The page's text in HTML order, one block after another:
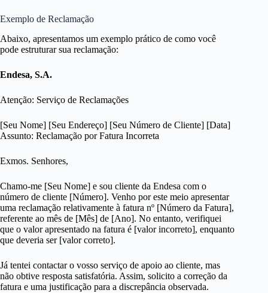
Exemplo de Reclamação
Abaixo, apresentamos um exemplo prático de como você
pode estruturar sua reclamação:
Endesa, S.A.
Atenção: Serviço de Reclamações
[Seu Nome] [Seu Endereço] [Seu Número de Cliente] [Data]
Assunto: Reclamação por Fatura Incorreta
Exmos. Senhores,
Chamo-me [Seu Nome] e sou cliente da Endesa com o
número de cliente [Número]. Venho por este meio apresentar
uma reclamação relativamente à fatura nº [Número da Fatura],
referente ao mês de [Mês] de [Ano]. No entanto, verifiquei
que o valor apresentado na fatura é [valor incorreto], enquanto
que deveria ser [valor correto].
Já tentei contactar o vosso serviço de apoio ao cliente, mas
não obtive resposta satisfatória. Assim, solicito a correção da
fatura e uma justificação para a discrepância observada.